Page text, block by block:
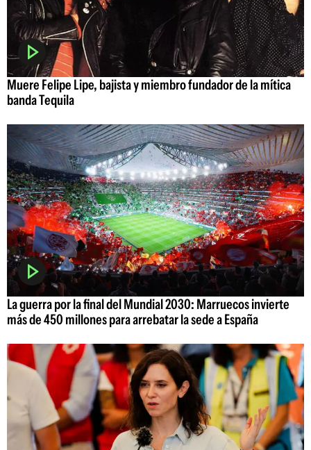
Muere Felipe Lipe, bajista y miembro fundador de la mítica
banda Tequila
La guerra por la final del Mundial 2030: Marruecos invierte
más de 450 millones para arrebatar la sede a España